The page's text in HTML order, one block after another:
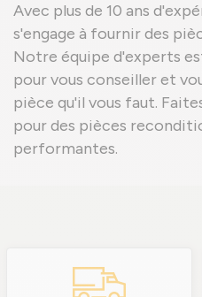
Avec plus de 10 ans
s'engage à fournir des
Notre équipe d'experts
pour vous conseiller et
pièce qu'il vous faut.
pour des pièces
performantes.